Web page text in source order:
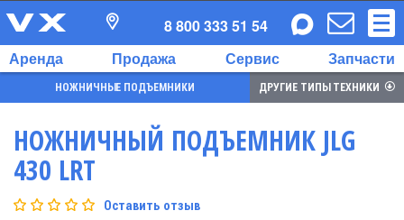
Аренда Продажа Сервис Запчасти
8 800 333 51 54
НОЖНИЧНЫЕ ПОДЪЕМНИКИ ДРУГИЕ ТИПЫ ТЕХНИКИ
НОЖНИЧНЫЙ ПОДЪЕМНИК JLG
430 LRT
Оставить отзыв